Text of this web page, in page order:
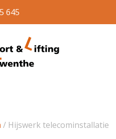
645
/ Hijswerk telecominstallatie